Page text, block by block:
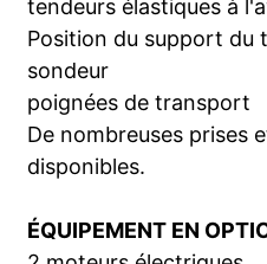
tendeurs élastiques à
Position du support du
sondeur
poignées de transport
De nombreuses prises
disponibles.
ÉQUIPEMENT EN